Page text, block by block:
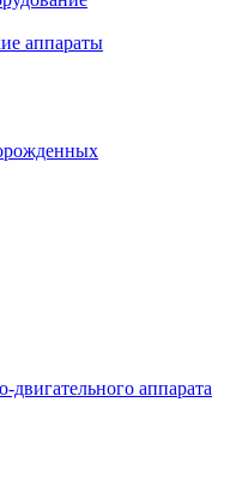
аппараты
аппарата